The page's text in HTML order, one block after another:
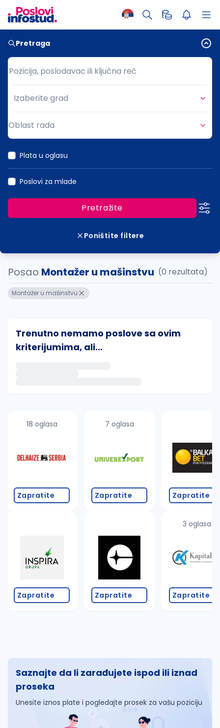
Pretraga
Pozicija, poslodavac ili ključna reč
Pozicija, poslodavac ili ključna reč
Grad
Izaberite grad
Oblast rada
Plata u oglasu
Poslovi za mlade
Pretražite
Poništite filtere
Posao Montažer u mašinstvu (0 rezultata)
Montažer u mašinstvu
Trenutno nemamo poslove sa ovim
kriterijumima, ali...
proverite pravopisne greške (koristite č, ć, š, đ,
promenite odabrane filtere pretrage
18 oglasa
Zapratite
Zapratite
7 oglasa
Zapratite
Zapratite
Zapratite
3 oglasa
Zapratite
Saznajte da li zarađujete ispod ili iznad
proseka
Unesite iznos plate i pogledajte prosek za vašu poziciju